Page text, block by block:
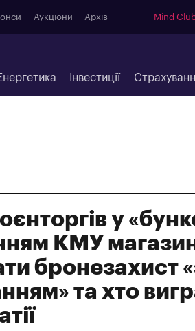
Аукціони Архів Mind
Інвестиції
у
КМУ
бронезахист
та хто